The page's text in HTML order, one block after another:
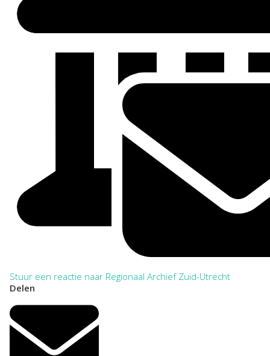
Stuur een reactie naar Regionaal Archief Zuid-Utrecht
Delen